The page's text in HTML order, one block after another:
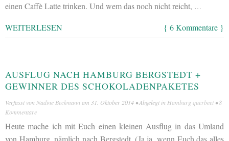
einen Caffè Latte trinken. Und wem das noch nicht reicht, …
WEITERLESEN { 6 Kommentare }
AUSFLUG NACH HAMBURG BERGSTEDT +
GEWINNER DES SCHOKOLADENPAKETES
Verfasst von Nadine Beckmann am 31. Oktober 2014 • Abgelegt in Hamburg querbeet •8
Kommentare
Heute mache ich mit Euch einen kleinen Ausflug in das Umland
von Hamburg, nämlich nach Bergstedt. (Ja ja, wenn Euch das alles